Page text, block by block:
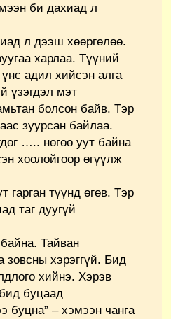
би дахиад л
л дээш хөөргөлөө.
харлаа. Түүний
адил хийсэн алга
үзэгдэл мэт
болсон байв. Тэр
зуурсан байлаа.
….. нөгөө уут байна
хоолойгоор өгүүлж
гарган түүнд өгөв. Тэр
таг дуугүй
Тайван
зовсны хэрэггүй. Бид
хийнэ. Хэрэв
буцаад
буцна” – хэмээн чанга